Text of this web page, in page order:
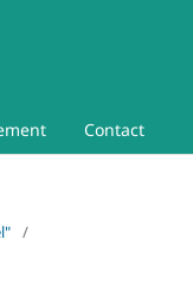
Contact
/